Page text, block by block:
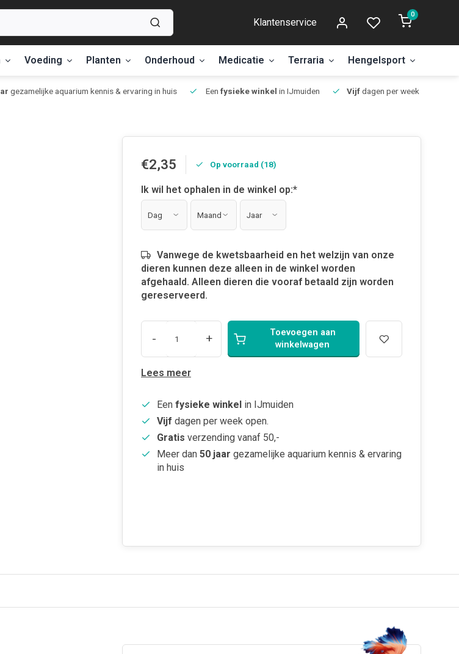
Klantenservice
0
Voeding Planten Onderhoud Medicatie Terraria Hengelsport
gezamelijke aquarium kennis & ervaring in huis Een fysieke winkel in IJmuiden Vijfdagen per week open.
€2,35 Op voorraad (18)
Ik wil het ophalen in de winkel op:*
Vanwege de kwetsbaarheid en het welzijn van onze
dieren kunnen deze alleen in de winkel worden
afgehaald. Alleen dieren die vooraf betaald zijn worden
gereserveerd.
- +
Toevoegen aan
winkelwagen
Lees meer
Een fysieke winkel in IJmuiden
Vijf dagen per week open.
Gratis verzending vanaf 50,-
Meer dan 50 jaar gezamelijke aquarium kennis & ervaring
in huis